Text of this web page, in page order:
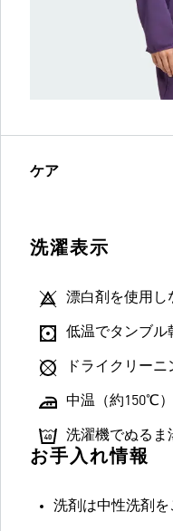
ケア
洗濯表示
漂白剤を使用し
低温でタンブル
ドライクリー
中温（約150℃
洗濯機でぬるま
お手入れ情報
洗剤は中性洗剤を